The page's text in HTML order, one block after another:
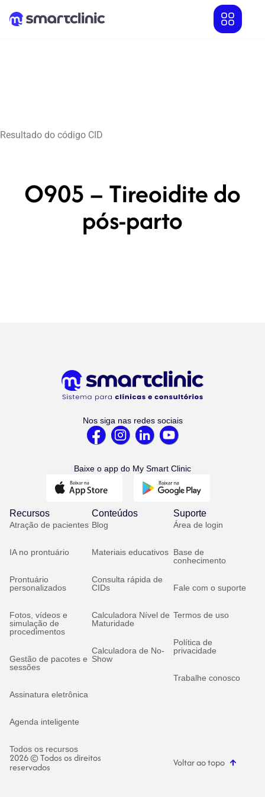
Resultado do código CID
O905 – Tireoidite do
pós-parto
Nos siga nas redes sociais
Baixe o app do My Smart Clinic
Recursos
Atração de pacientes
IA no prontuário
Prontuário
personalizados
Fotos, vídeos e
simulação de
procedimentos
Gestão de pacotes e
sessões
Assinatura eletrônica
Agenda inteligente
Todos os recursos
Conteúdos
Blog
Materiais educativos
Consulta rápida de
CIDs
Calculadora Nível de
Maturidade
Calculadora de No-
Show
Suporte
Área de login
Base de
conhecimento
Fale com o suporte
Termos de uso
Política de
privacidade
Trabalhe conosco
2026 © Todos os direitos
reservados Voltar ao topo